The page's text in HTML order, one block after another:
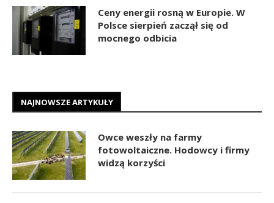
Ceny energii rosną w Europie. W
Polsce sierpień zaczął się od
mocnego odbicia
NAJNOWSZE ARTYKUŁY
Owce weszły na farmy
fotowoltaiczne. Hodowcy i firmy
widzą korzyści